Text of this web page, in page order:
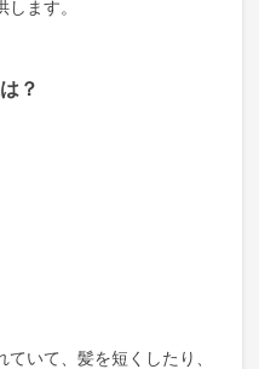
ます。
？
いて、髪を短くしたり、